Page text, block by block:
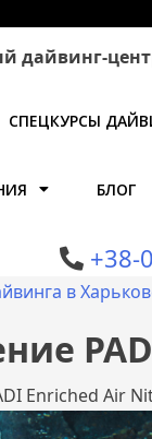
дайвинг-
СПЕЦКУРСЫ
БЛОГ
+38-
в
Enriched Air